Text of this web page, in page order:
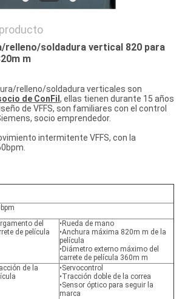
relleno/soldadura vertical 820 para
m
relleno/soldadura verticales son
de ConFil , ellas tienen durante 15 años
de VFFS, son familiares con el control
socio emprendedor.
intermitente VFFS, con la
del
de película
•Rueda de mano
•Anchura máxima 820m m de la
película
•Diámetro externo máximo del
carrete de película 360m m
de la
•Servocontrol
•Tracción doble de la correa
•Sensor óptico para seguir la
marca